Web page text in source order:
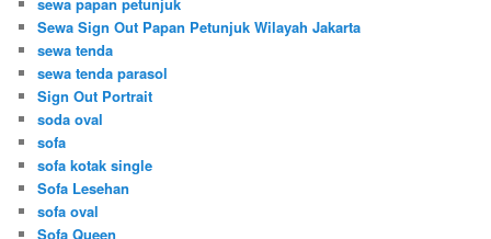
sewa papan petunjuk
Sewa Sign Out Papan Petunjuk Wilayah Jakarta
sewa tenda
sewa tenda parasol
Sign Out Portrait
soda oval
sofa
sofa kotak single
Sofa Lesehan
sofa oval
Sofa Queen